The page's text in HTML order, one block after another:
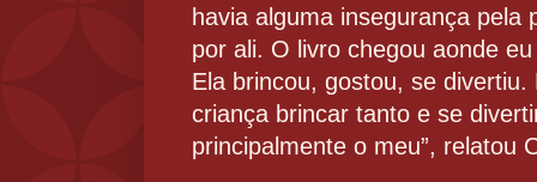
havia alguma insegurança pela
por ali. O livro chegou aonde
Ela brincou, gostou, se
criança brincar tanto e se
principalmente o meu”, relatou